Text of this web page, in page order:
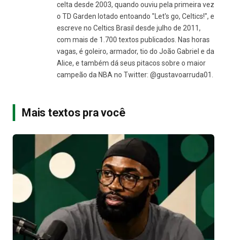
celta desde 2003, quando ouviu pela primeira vez
o TD Garden lotado entoando "Let's go, Celtics!", e
escreve no Celtics Brasil desde julho de 2011,
com mais de 1.700 textos publicados. Nas horas
vagas, é goleiro, armador, tio do João Gabriel e da
Alice, e também dá seus pitacos sobre o maior
campeão da NBA no Twitter: @gustavoarruda01.
Mais textos pra você